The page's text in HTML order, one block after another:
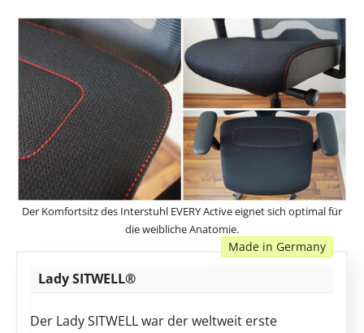
Der Komfortsitz des Interstuhl EVERY Active eignet sich optimal für
die weibliche Anatomie.
Lady SITWELL®
Der Lady SITWELL war der weltweit erste
Made in Germany